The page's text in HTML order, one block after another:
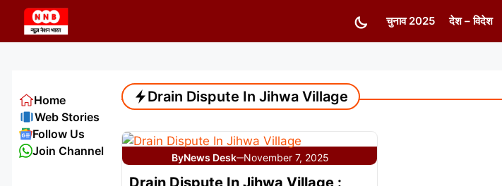
content
चुनाव 2025 देश – विदेश
Drain Dispute In Jihwa Village
ByNews Desk—November 7, 2025
Drain Dispute In Jihwa Village :
Home
Web Stories
Follow Us
Join Channel